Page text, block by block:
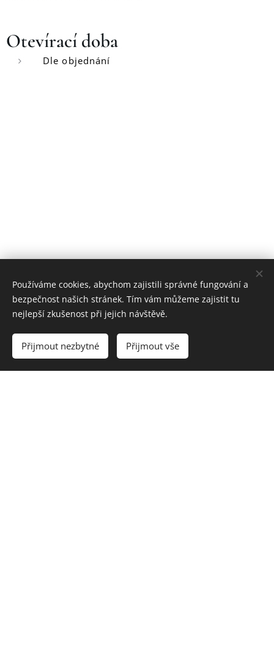
Otevírací doba
Dle objednání
Používáme cookies, abychom zajistili správné fungování a
bezpečnost našich stránek. Tím vám můžeme zajistit tu
nejlepší zkušenost při jejich návštěvě.
Přijmout nezbytné Přijmout vše